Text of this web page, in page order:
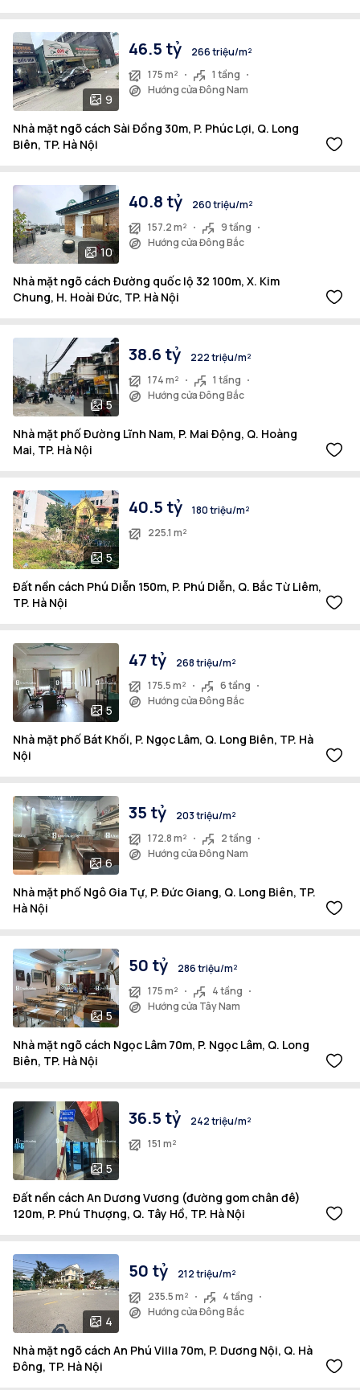
9
46.5 tỷ
266 triệu/m²
175 m²
1 tầng
Hướng cửa Đông Nam
Nhà mặt ngõ cách Sài Đồng 30m, P. Phúc Lợi, Q. Long
Biên, TP. Hà Nội
10
40.8 tỷ
260 triệu/m²
157.2 m²
9 tầng
Hướng cửa Đông Bắc
Nhà mặt ngõ cách Đường quốc lộ 32 100m, X. Kim
Chung, H. Hoài Đức, TP. Hà Nội
5
38.6 tỷ
222 triệu/m²
174 m²
1 tầng
Hướng cửa Đông Bắc
Nhà mặt phố Đường Lĩnh Nam, P. Mai Động, Q. Hoàng
Mai, TP. Hà Nội
5
40.5 tỷ
180 triệu/m²
225.1 m²
Đất nền cách Phú Diễn 150m, P. Phú Diễn, Q. Bắc Từ Liêm,
TP. Hà Nội
5
47 tỷ
268 triệu/m²
175.5 m²
6 tầng
Hướng cửa Đông Bắc
Nhà mặt phố Bát Khối, P. Ngọc Lâm, Q. Long Biên, TP. Hà
Nội
6
35 tỷ
203 triệu/m²
172.8 m²
2 tầng
Hướng cửa Đông Nam
Nhà mặt phố Ngô Gia Tự, P. Đức Giang, Q. Long Biên, TP.
Hà Nội
5
50 tỷ
286 triệu/m²
175 m²
4 tầng
Hướng cửa Tây Nam
Nhà mặt ngõ cách Ngọc Lâm 70m, P. Ngọc Lâm, Q. Long
Biên, TP. Hà Nội
5
36.5 tỷ
242 triệu/m²
151 m²
Đất nền cách An Dương Vương (đường gom chân đê)
120m, P. Phú Thượng, Q. Tây Hồ, TP. Hà Nội
4
50 tỷ
212 triệu/m²
235.5 m²
4 tầng
Hướng cửa Đông Bắc
Nhà mặt ngõ cách An Phú Villa 70m, P. Dương Nội, Q. Hà
Đông, TP. Hà Nội